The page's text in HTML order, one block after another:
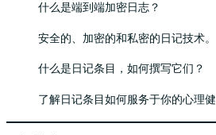
什么是端到端加密日志？
安全的、加密的和私密的日记技术。
什么是日记条目，如何撰写它们？
了解日记条目如何服务于你的心理